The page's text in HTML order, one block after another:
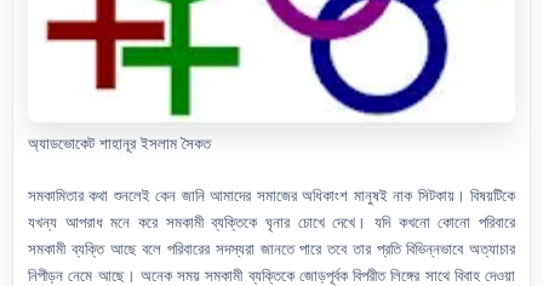
অ্যাডভোকেট শাহানূর ইসলাম সৈকত
সমকামিতার কথা শুনলেই কেন জানি আমাদের সমাজের অধিকাংশ মানুষই নাক সিটকায়। বিষয়টিকে
যখন্য আপরাধ মনে করে সমকামী ব্যক্তিকে ঘৃনার চোখে দেখে। যদি কখনো কোনো পরিবারে
সমকামী ব্যক্তি আছে বলে পরিবারের সদস্যরা জানতে পারে তবে তার প্রতি বিভিন্নভাবে অত্যাচার
নিপীড়ন নেমে আছে। অনেক সময় সমকামী ব্যক্তিকে জোড়পূর্বক বিপরীত লিঙ্গের সাথে বিবাহ দেওয়া